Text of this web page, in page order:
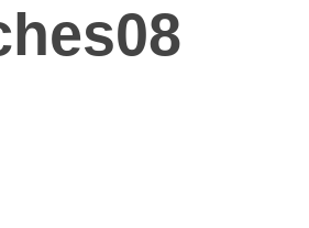
de paix pour la